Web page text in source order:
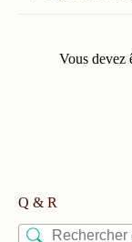
Vous devez
Q & R